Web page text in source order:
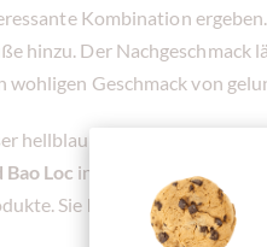
Kombination
hinzu. Der
Geschmack von
hellblau verpackten
Loc in Vietnam. Die
Sie hat feine Aromen, die